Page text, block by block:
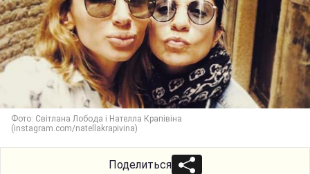
Фото: Світлана Лобода і Нателла Крапівіна
(instagram.com/natellakrapivina)
Поделиться